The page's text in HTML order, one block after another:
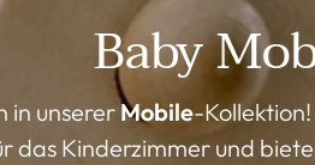
Baby
in unsererMobile-
das Kinderzimmer und